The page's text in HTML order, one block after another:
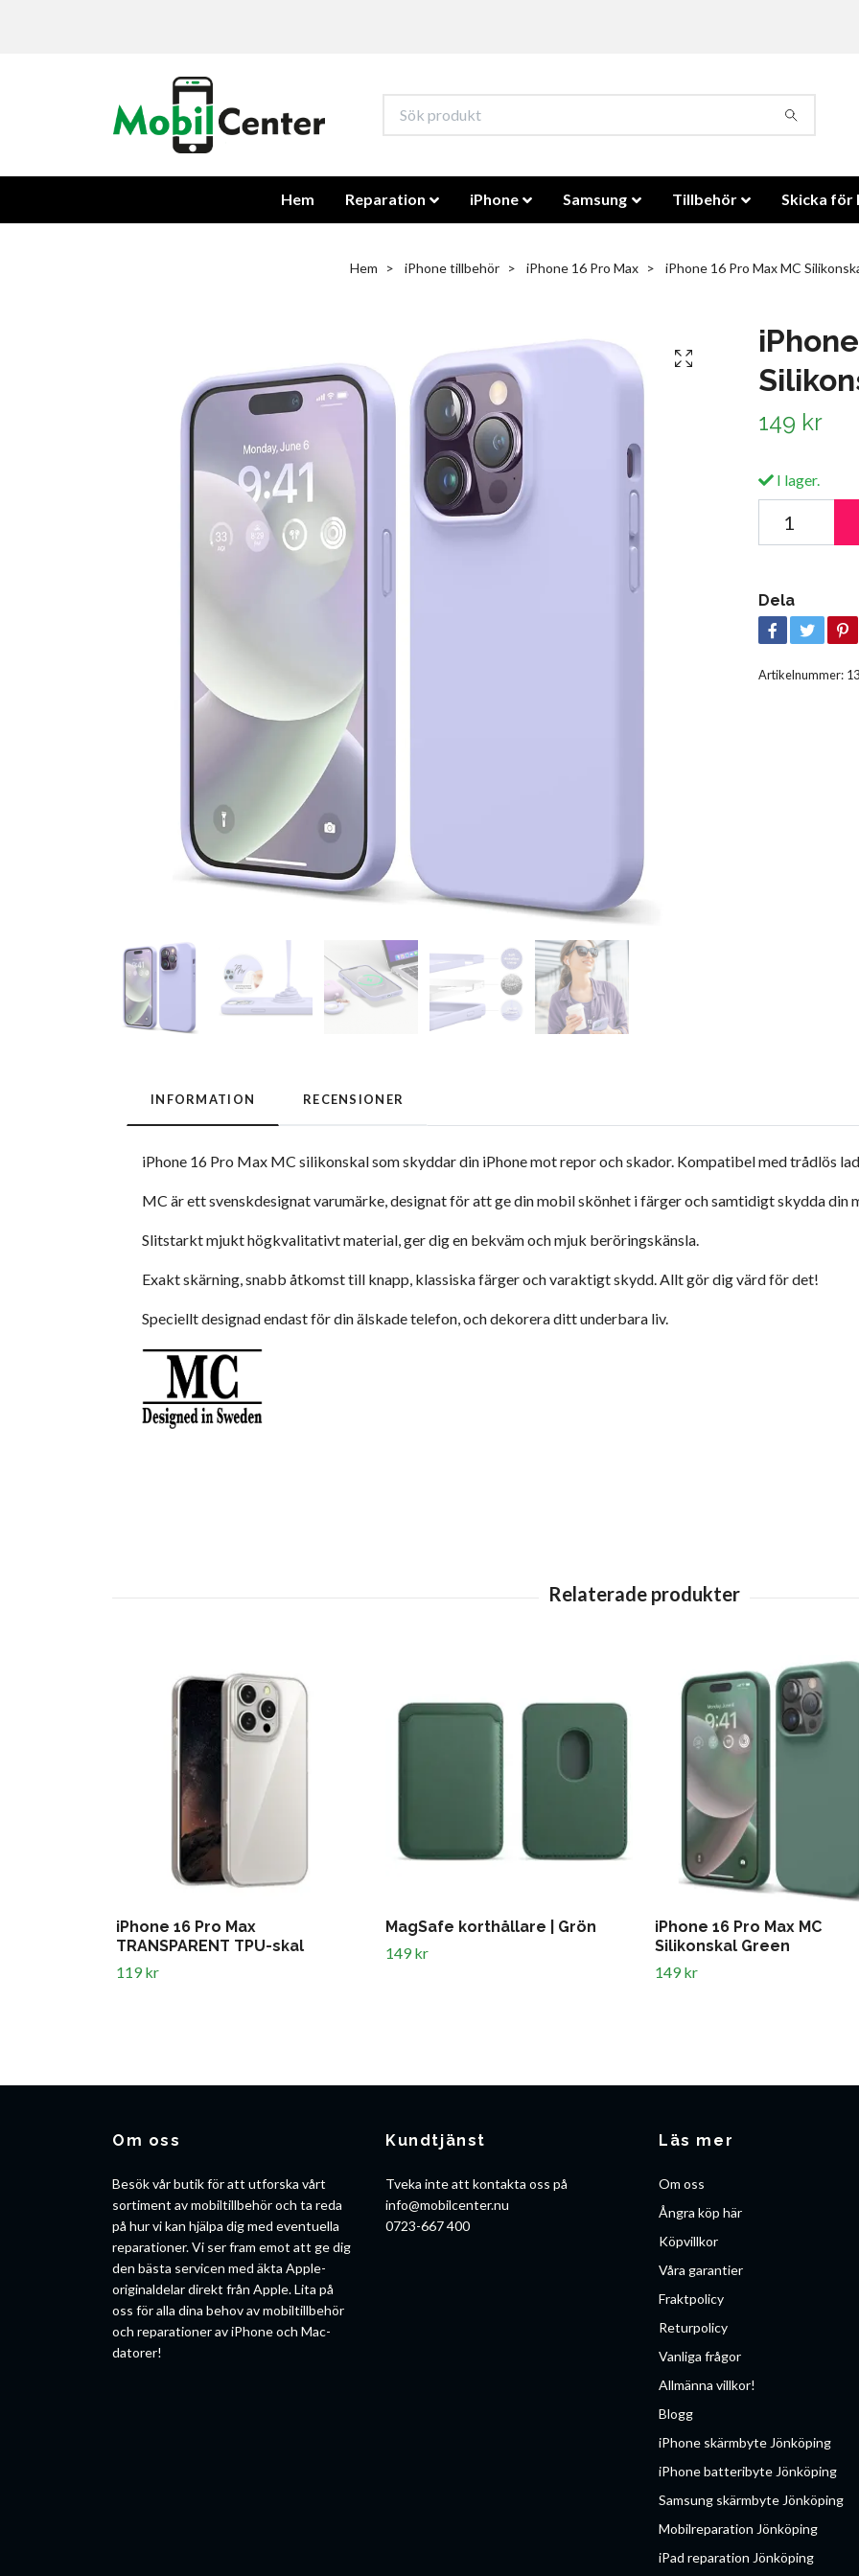
Hem Reparation iPhone Samsung Tillbehör Skicka för
Hem iPhone tillbehör iPhone 16 Pro Max iPhone 16 Pro Max MC
149 kr
I lager.
Dela
Artikelnummer:
INFORMATION RECENSIONER
iPhone 16 Pro Max MC silikonskal som skyddar din iPhone mot repor och skador. Kompatibel med trådlös
MC är ett svenskdesignat varumärke, designat för att ge din mobil skönhet i färger och samtidigt skydda din
Slitstarkt mjukt högkvalitativt material, ger dig en bekväm och mjuk beröringskänsla.
Exakt skärning, snabb åtkomst till knapp, klassiska färger och varaktigt skydd. Allt gör dig värd för det!
Speciellt designad endast för din älskade telefon, och dekorera ditt underbara liv.
iPhone 16 Pro Max
TRANSPARENT TPU-skal
119 kr
MagSafe korthållare | Grön
149 kr
iPhone 16 Pro Max MC
Silikonskal Green
149 kr
Om oss
Besök vår butik för att utforska vårt
sortiment av mobiltillbehör och ta reda
på hur vi kan hjälpa dig med eventuella
reparationer. Vi ser fram emot att ge dig
den bästa servicen med äkta Apple-
originaldelar direkt från Apple. Lita på
oss för alla dina behov av mobiltillbehör
och reparationer av iPhone och Mac-
datorer!
Kundtjänst
Tveka inte att kontakta oss på
info@mobilcenter.nu
0723-667 400
Läs mer
Om oss
Ångra köp här
Köpvillkor
Våra garantier
Fraktpolicy
Returpolicy
Vanliga frågor
Allmänna villkor!
Blogg
iPhone skärmbyte Jönköping
iPhone batteribyte Jönköping
Samsung skärmbyte Jönköping
Mobilreparation Jönköping
iPad reparation Jönköping